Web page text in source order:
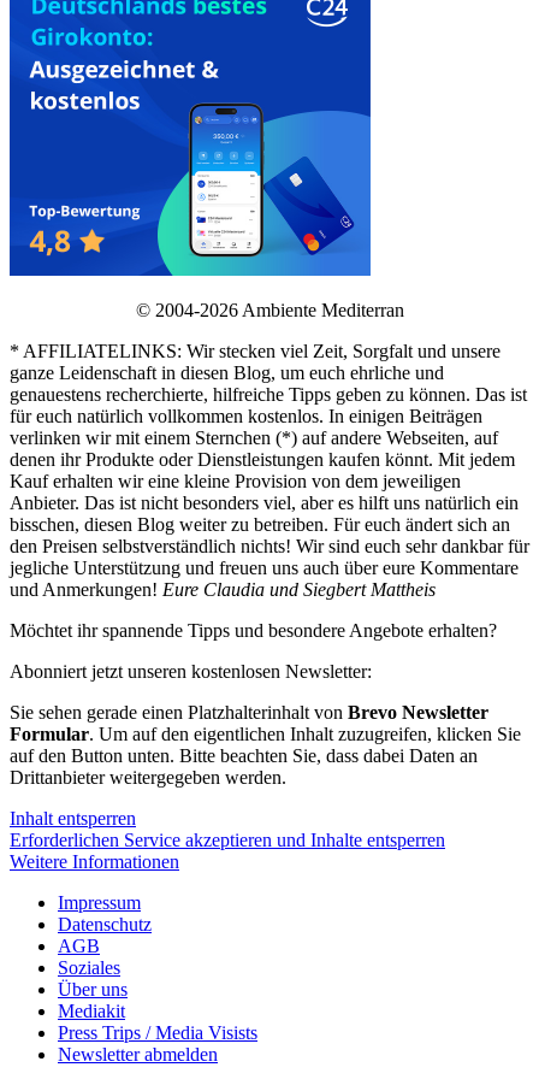
© 2004-2026 Ambiente Mediterran
* AFFILIATELINKS: Wir stecken viel Zeit, Sorgfalt und unsere
ganze Leidenschaft in diesen Blog, um euch ehrliche und
genauestens recherchierte, hilfreiche Tipps geben zu können. Das ist
für euch natürlich vollkommen kostenlos. In einigen Beiträgen
verlinken wir mit einem Sternchen (*) auf andere Webseiten, auf
denen ihr Produkte oder Dienstleistungen kaufen könnt. Mit jedem
Kauf erhalten wir eine kleine Provision von dem jeweiligen
Anbieter. Das ist nicht besonders viel, aber es hilft uns natürlich ein
bisschen, diesen Blog weiter zu betreiben. Für euch ändert sich an
den Preisen selbstverständlich nichts! Wir sind euch sehr dankbar für
jegliche Unterstützung und freuen uns auch über eure Kommentare
und Anmerkungen! Eure Claudia und Siegbert Mattheis
Möchtet ihr spannende Tipps und besondere Angebote erhalten?
Abonniert jetzt unseren kostenlosen Newsletter:
Sie sehen gerade einen Platzhalterinhalt von Brevo Newsletter
Formular. Um auf den eigentlichen Inhalt zuzugreifen, klicken Sie
auf den Button unten. Bitte beachten Sie, dass dabei Daten an
Drittanbieter weitergegeben werden.
Inhalt entsperren
Erforderlichen Service akzeptieren und Inhalte entsperren
Weitere Informationen
Impressum
Datenschutz
AGB
Soziales
Über uns
Mediakit
Press Trips / Media Visists
Newsletter abmelden